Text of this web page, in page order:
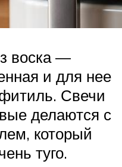
воска —
и для нее
Свечи
делаются с
который
туго.